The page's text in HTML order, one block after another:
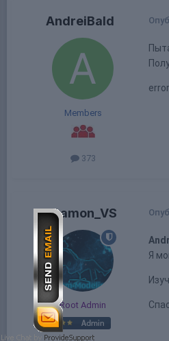
AndreiBald
Members
373
Deamon_VS
Root Admin
Я